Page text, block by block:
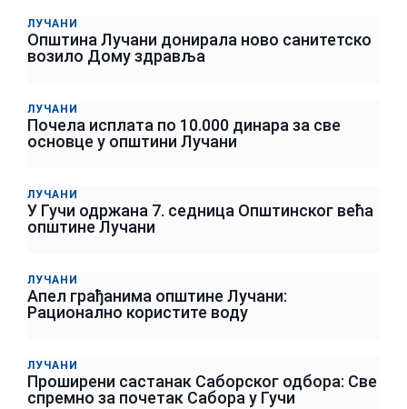
ЛУЧАНИ
Општина Лучани донирала ново санитетско
возило Дому здравља
ЛУЧАНИ
Почела исплата по 10.000 динара за све
основце у општини Лучани
ЛУЧАНИ
У Гучи одржана 7. седница Општинског већа
општине Лучани
ЛУЧАНИ
Апел грађанима општине Лучани:
Рационално користите воду
ЛУЧАНИ
Проширени састанак Саборског одбора: Све
спремно за почетак Сабора у Гучи